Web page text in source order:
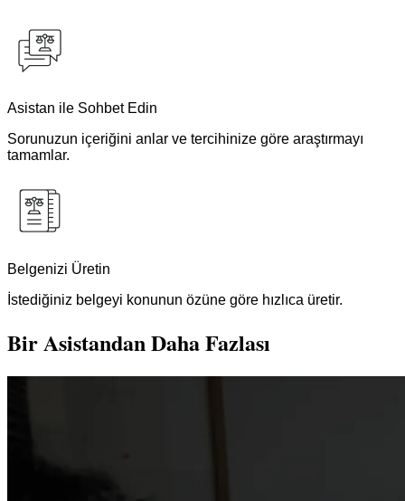
Asistan ile Sohbet Edin
Sorunuzun içeriğini anlar ve tercihinize göre araştırmayı
tamamlar.
Belgenizi Üretin
İstediğiniz belgeyi konunun özüne göre hızlıca üretir.
Bir Asistandan Daha Fazlası